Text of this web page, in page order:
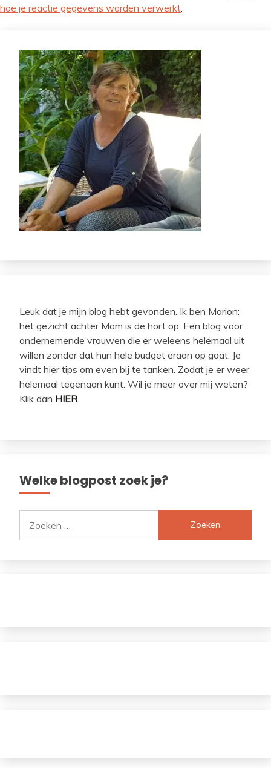
hoe je reactie gegevens worden verwerkt
Leuk dat je mijn blog hebt gevonden. Ik ben Marion:
het gezicht achter Mam is de hort op. Een blog voor
ondernemende vrouwen die er weleens helemaal uit
willen zonder dat hun hele budget eraan op gaat. Je
vindt hier tips om even bij te tanken. Zodat je er weer
helemaal tegenaan kunt. Wil je meer over mij weten?
Klik dan HIER
Welke blogpost zoek je?
naar: